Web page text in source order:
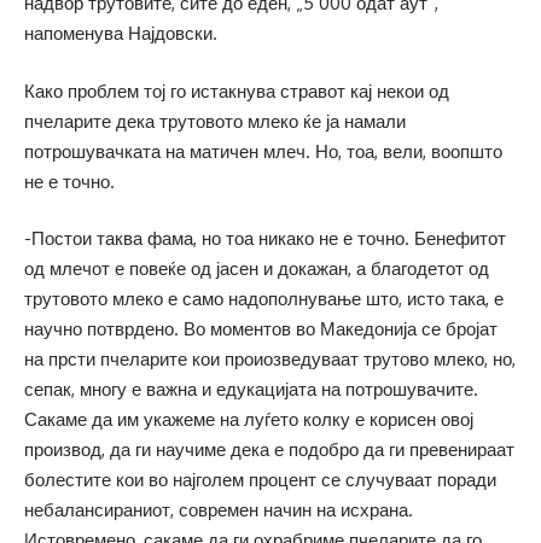
напоменува Најдовски.
Како проблем тој го истакнува стравот кај некои од
пчеларите дека трутовото млеко ќе ја намали
потрошувачката на матичен млеч. Но, тоа, вели, воопшто
не е точно.
-Постои таква фама, но тоа никако не е точно. Бенефитот
од млечот е повеќе од јасен и докажан, а благодетот од
трутовото млеко е само надополнување што, исто така, е
научно потврдено. Во моментов во Македонија се бројат
на прсти пчеларите кои проиозведуваат трутово млеко, но,
сепак, многу е важна и едукацијата на потрошувачите.
Сакаме да им укажеме на луѓето колку е корисен овој
производ, да ги научиме дека е подобро да ги превенираат
болестите кои во најголем процент се случуваат поради
небалансираниот, современ начин на исхрана.